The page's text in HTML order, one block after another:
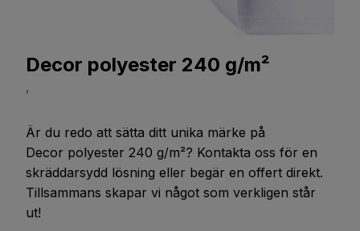
Decor polyester 240 g/m²
,
Är du redo att sätta ditt unika märke på
Decor polyester 240 g/m²? Kontakta oss för en
skräddarsydd lösning eller begär en offert direkt.
Tillsammans skapar vi något som verkligen står
ut!